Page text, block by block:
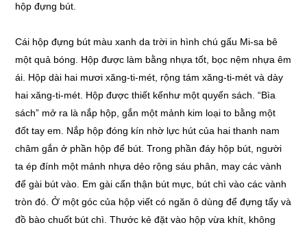
hộp đựng bút.
Cái hộp đựng bút màu xanh da trời in hình chú gấu Mi-sa bê
một quả bóng. Hộp được làm bằng nhựa tốt, bọc nệm nhựa êm
ái. Hộp dài hai mươi xăng-ti-mét, rộng tám xăng-ti-mét và dày
hai xăng-ti-mét. Hộp được thiết kếnhư một quyển sách. “Bìa
sách” mở ra là nắp hộp, gắn một mảnh kim loại to bằng một
đốt tay em. Nắp hộp đóng kín nhờ lực hút của hai thanh nam
châm gắn ở phần hộp để bút. Trong phần đáy hộp bút, người
ta ép đính một mảnh nhựa dẻo rộng sáu phân, may các vành
để gài bút vào. Em gài cẩn thận bút mực, bút chì vào các vành
tròn đó. Ở một góc của hộp viết có ngăn ô dùng để đựng tẩy và
đồ bào chuốt bút chì. Thước kẻ đặt vào hộp vừa khít, không